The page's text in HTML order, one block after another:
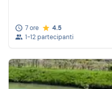
7 ore
4.5
1-12 partecipanti